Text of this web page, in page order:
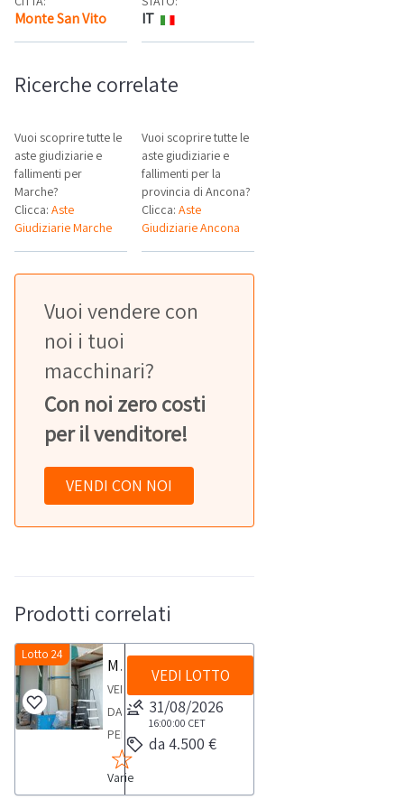
Monte San Vito Mappa
IT
Ricerche correlate
Vuoi scoprire tutte le
aste giudiziarie e
fallimenti per
Marche?
Clicca: Aste
Giudiziarie Marche
Vuoi scoprire tutte le
aste giudiziarie e
fallimenti per la
provincia di Ancona?
Clicca:Aste
Giudiziarie Ancona
Vuoi vendere con
noi i tuoi
macchinari?
Con noi zero costi
per il venditore!
VENDI CON NOI
Prodotti correlati
Lotto 24
Monospazzola a batteria Iteco
VENDITA
DA
PERSONA
FISICAMonospazzola
a
Varie
VEDI LOTTO
31/08/2026
16:00:00 CET
da 4.500 €